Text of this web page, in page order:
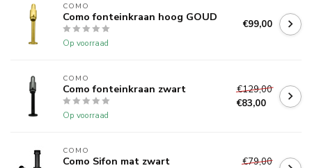
COMO
Como fonteinkraan hoog GOUD
Op voorraad
€99,00
COMO
Como fonteinkraan zwart
Op voorraad
€129,00
€83,00
COMO
Como Sifon mat zwart €79,00